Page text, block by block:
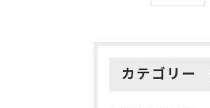
カテゴリー